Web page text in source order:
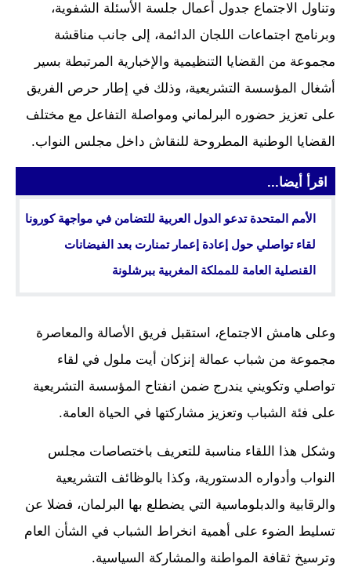
وتناول الاجتماع جدول أعمال جلسة الأسئلة الشفوية،
وبرنامج اجتماعات اللجان الدائمة، إلى جانب مناقشة
مجموعة من القضايا التنظيمية والإخبارية المرتبطة بسير
أشغال المؤسسة التشريعية، وذلك في إطار حرص الفريق
على تعزيز حضوره البرلماني ومواصلة التفاعل مع مختلف
القضايا الوطنية المطروحة للنقاش داخل مجلس النواب.
اقرأ أيضا...
الأمم المتحدة تدعو الدول العربية للتضامن في مواجهة كورونا
لقاء تواصلي حول إعادة إعمار تمنارت بعد الفيضانات
القنصلية العامة للمملكة المغربية ببرشلونة
وعلى هامش الاجتماع، استقبل فريق الأصالة والمعاصرة
مجموعة من شباب عمالة إنزكان أيت ملول في لقاء
تواصلي وتكويني يندرج ضمن انفتاح المؤسسة التشريعية
على فئة الشباب وتعزيز مشاركتها في الحياة العامة.
وشكل هذا اللقاء مناسبة للتعريف باختصاصات مجلس
النواب وأدواره الدستورية، وكذا بالوظائف التشريعية
والرقابية والدبلوماسية التي يضطلع بها البرلمان، فضلا عن
تسليط الضوء على أهمية انخراط الشباب في الشأن العام
وترسيخ ثقافة المواطنة والمشاركة السياسية.